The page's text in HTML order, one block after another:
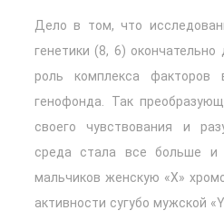
Дело в том, что
генетики (8, 6)
роль комплекса
генофонда. Так
своего чувствования и
среда стала все больше и
мальчиков женскую «Х»
активности сугубо мужской